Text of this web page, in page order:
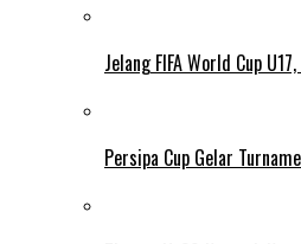
Jelang FIFA World Cup
Persipa Cup Gelar